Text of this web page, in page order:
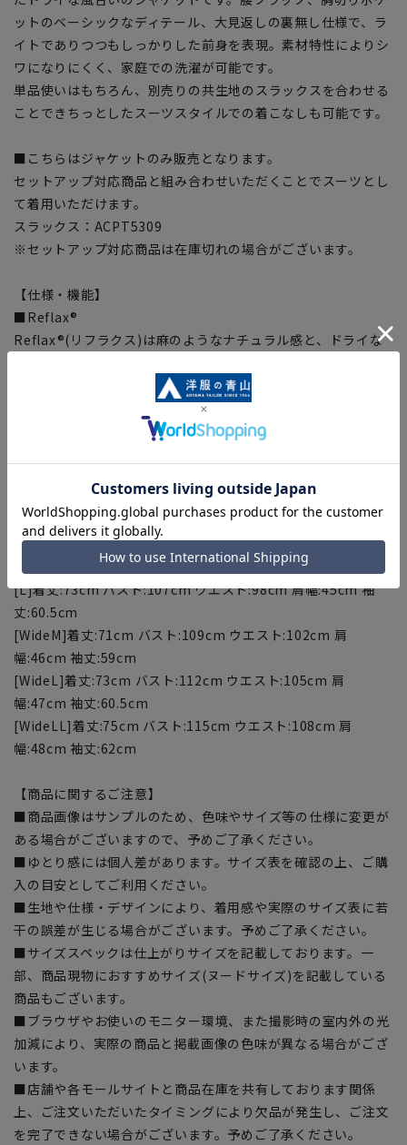
ットのベーシックなディテール、大見返しの裏無し仕様で、ラ
イトでありつつもしっかりした前身を表現。素材特性によりシ
ワになりにくく、家庭での洗濯が可能です。
単品使いはもちろん、別売りの共生地のスラックスを合わせる
ことできちっとしたスーツスタイルでの着こなしも可能です。
■こちらはジャケットのみ販売となります。
セットアップ対応商品と組み合わせいただくことでスーツとし
て着用いただけます。
スラックス：ACPT5309
※セットアップ対応商品は在庫切れの場合がございます。
【仕様・機能】
■Reflax®
Reflax®(リフラクス)は麻のようなナチュラル感と、ドライな
出にくい多機能素材です。 吸水速乾性と通気性が高くイージー
ケア性に優れています。
【サイズスペック】
[M]着丈:71cm バスト:104cm ウエスト:95cm 肩幅:44cm 袖
[L]着丈:73cm バスト:107cm ウエスト:98cm 肩幅:45cm 袖
丈:60.5cm
[WideM]着丈:71cm バスト:109cm ウエスト:102cm 肩
幅:46cm 袖丈:59cm
[WideL]着丈:73cm バスト:112cm ウエスト:105cm 肩
幅:47cm 袖丈:60.5cm
[WideLL]着丈:75cm バスト:115cm ウエスト:108cm 肩
幅:48cm 袖丈:62cm
【商品に関するご注意】
■商品画像はサンプルのため、色味やサイズ等の仕様に変更が
ある場合がございますので、予めご了承ください。
■ゆとり感には個人差があります。サイズ表を確認の上、ご購
入の目安としてご利用ください。
■生地や仕様・デザインにより、着用感や実際のサイズ表に若
干の誤差が生じる場合がございます。予めご了承ください。
■サイズスペックは仕上がりサイズを記載しております。一
部、商品現物におすすめサイズ(ヌードサイズ)を記載している
商品もございます。
■ブラウザやお使いのモニター環境、また撮影時の室内外の光
加減により、実際の商品と掲載画像の色味が異なる場合がござ
います。
■店舗や各モールサイトと商品在庫を共有しております関係
上、ご注文いただいたタイミングにより欠品が発生し、ご注文
を完了できない場合がございます。予めご了承ください。